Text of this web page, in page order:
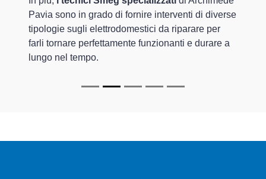
Pavia sono in grado di fornire interventi di diverse
tipologie sugli elettrodomestici da riparare per
farli tornare perfettamente funzionanti e durare a
lungo nel tempo.